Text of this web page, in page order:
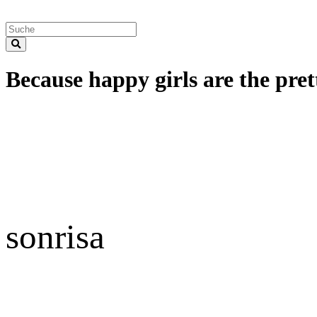
Because happy girls are the
sonrisa